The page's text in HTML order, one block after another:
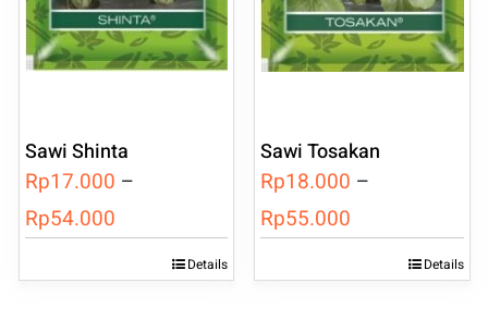
Sawi Shinta
Rp17.000 –
Rp54.000Rentang
Produk
Details
Sawi Tosakan
Rp18.000 –
Rp55.000
Produk
Details